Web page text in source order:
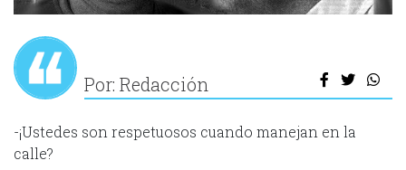
Por: Redacción
-¡Ustedes son respetuosos cuando manejan en la
calle?